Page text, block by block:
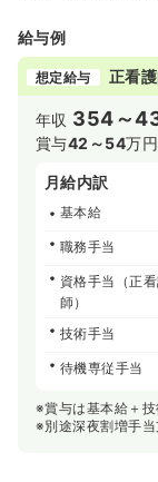
給与例
想定給与 正看
年収 354～
賞与42～54万円
月給内訳
基本給
職務手当
資格手当（正
師）
技術手当
待機専従手当
※賞与は基本給＋
※別途深夜割増手